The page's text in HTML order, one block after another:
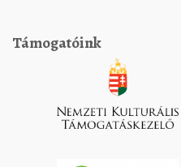
Támogatóink